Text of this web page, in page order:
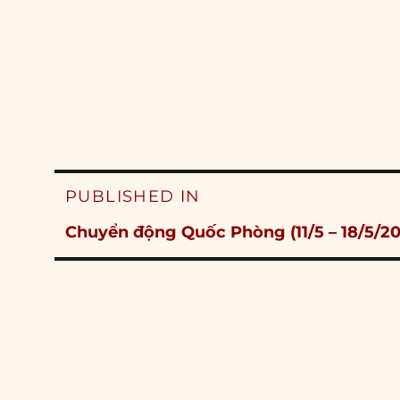
Post
PUBLISHED IN
Chuyển động Quốc Phòng (11/5 – 18/5/